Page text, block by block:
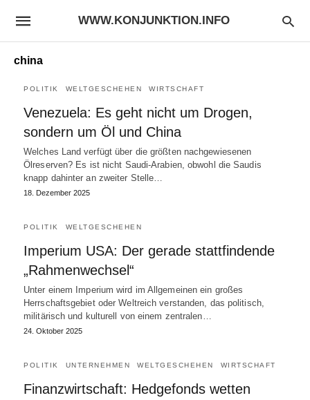
WWW.KONJUNKTION.INFO
china
POLITIK WELTGESCHEHEN WIRTSCHAFT
Venezuela: Es geht nicht um Drogen,
sondern um Öl und China
Welches Land verfügt über die größten nachgewiesenen
Ölreserven? Es ist nicht Saudi-Arabien, obwohl die Saudis
knapp dahinter an zweiter Stelle…
18. Dezember 2025
POLITIK WELTGESCHEHEN
Imperium USA: Der gerade stattfindende
„Rahmenwechsel“
Unter einem Imperium wird im Allgemeinen ein großes
Herrschaftsgebiet oder Weltreich verstanden, das politisch,
militärisch und kulturell von einem zentralen…
24. Oktober 2025
POLITIK UNTERNEHMEN WELTGESCHEHEN WIRTSCHAFT
Finanzwirtschaft: Hedgefonds wetten